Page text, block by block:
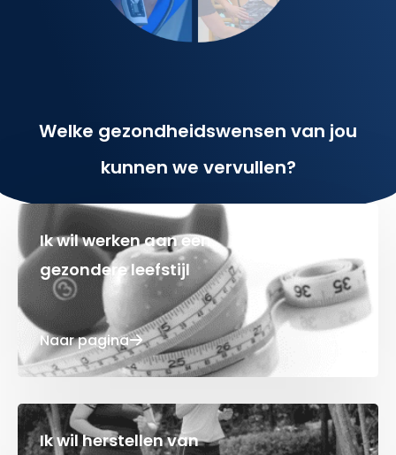
Welke gezondheidswensen van jou
kunnen we vervullen?
Ik wil werken aan een
gezondere leefstijl
Naar pagina
Ik wil herstellen van